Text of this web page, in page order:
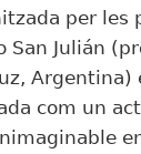
per les
San Julián
Argentina)
com un